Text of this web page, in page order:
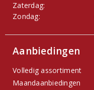
Zaterdag:
Zondag:
Aanbiedingen
Volledig assortiment
Maandaanbiedingen